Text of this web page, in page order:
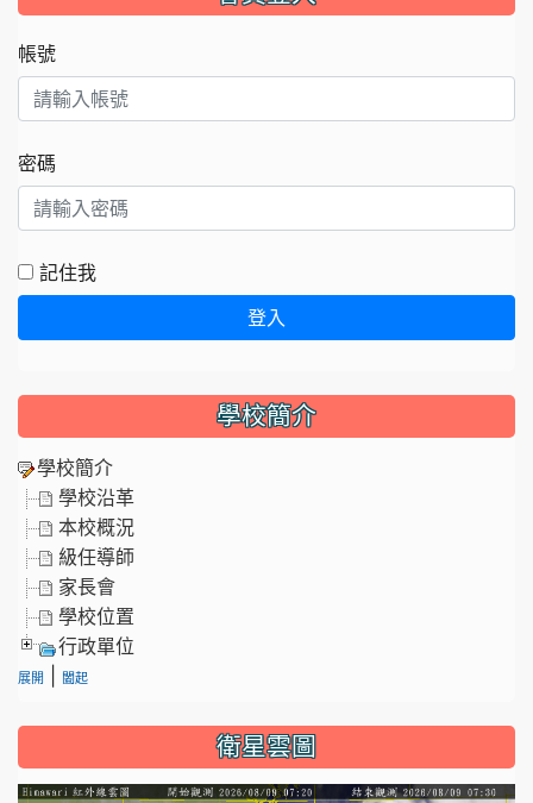
帳號
密碼
記住我
登入
學校簡介
學校簡介
學校沿革
本校概況
級任導師
家長會
學校位置
行政單位
展開 闔起
衛星雲圖